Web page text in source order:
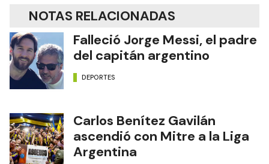
NOTAS RELACIONADAS
Falleció Jorge Messi, el padre
del capitán argentino
DEPORTES
Carlos Benítez Gavilán
ascendió con Mitre a la Liga
Argentina